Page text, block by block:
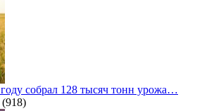
собрал 128 тысяч тонн урожа…
(918)